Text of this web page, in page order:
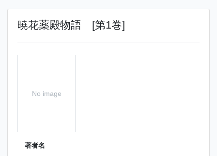
暁花薬殿物語 [第1巻]
No image
著者名